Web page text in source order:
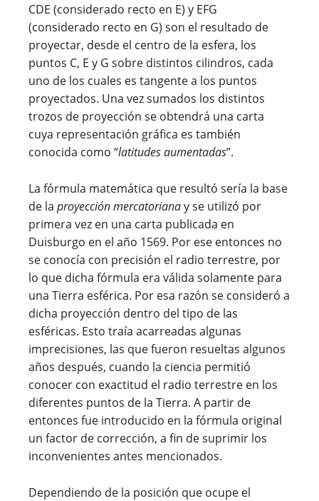
CDE (considerado recto en E) y EFG
(considerado recto en G) son el resultado de
proyectar, desde el centro de la esfera, los
puntos C, E y G sobre distintos cilindros, cada
uno de los cuales es tangente a los puntos
proyectados. Una vez sumados los distintos
trozos de proyección se obtendrá una carta
cuya representación gráfica es también
conocida como “latitudes aumentadas”.
La fórmula matemática que resultó sería la base
de la proyección mercatorianay se utilizó por
primera vez en una carta publicada en
Duisburgo en el año 1569. Por ese entonces no
se conocía con precisión el radio terrestre, por
lo que dicha fórmula era válida solamente para
una Tierra esférica. Por esa razón se consideró a
dicha proyección dentro del tipo de las
esféricas. Esto traía acarreadas algunas
imprecisiones, las que fueron resueltas algunos
años después, cuando la ciencia permitió
conocer con exactitud el radio terrestre en los
diferentes puntos de la Tierra. A partir de
entonces fue introducido en la fórmula original
un factor de corrección, a fin de suprimir los
inconvenientes antes mencionados.
Dependiendo de la posición que ocupe el